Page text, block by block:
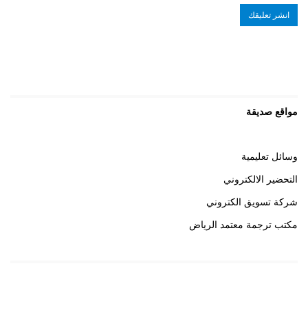
مواقع صديقة
وسائل تعليمية
التحضير الالكتروني
شركة تسويق الكتروني
مكتب ترجمة معتمد الرياض